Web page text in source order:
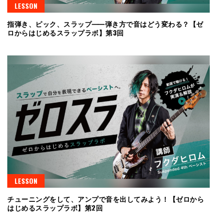
LESSON
指弾き、ピック、スラップ⸺弾き方で音はどう変わる？【ゼ
ロからはじめるスラップラボ】第3回
LESSON
チューニングをして、アンプで音を出してみよう！【ゼロから
はじめるスラップラボ】第2回